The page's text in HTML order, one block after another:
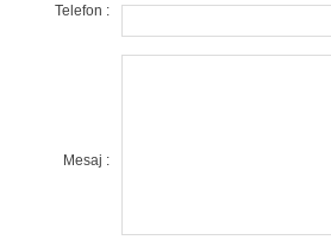
Telefon :
Mesaj :